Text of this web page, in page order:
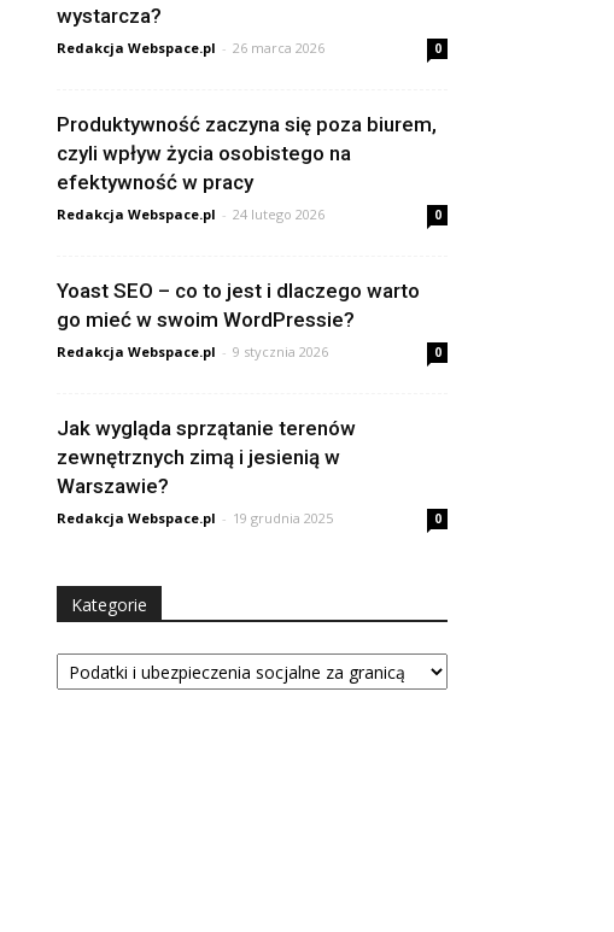
wystarcza?
Redakcja Webspace.pl - 26 marca 2026 0
Produktywność zaczyna się poza biurem,
czyli wpływ życia osobistego na
efektywność w pracy
Redakcja Webspace.pl - 24 lutego 2026 0
Yoast SEO – co to jest i dlaczego warto
go mieć w swoim WordPressie?
Redakcja Webspace.pl - 9 stycznia 2026 0
Jak wygląda sprzątanie terenów
zewnętrznych zimą i jesienią w
Warszawie?
Redakcja Webspace.pl - 19 grudnia 2025 0
Kategorie
Kategorie